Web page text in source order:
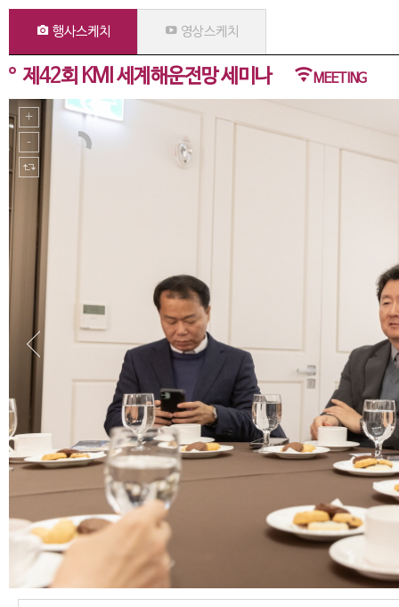
행사스케치 영상스케치
제42회 KMI 세계해운전망 세미나 MEETING